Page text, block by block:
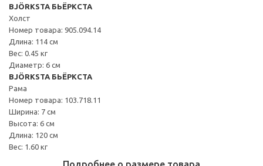
BJÖRKSTA БЬЁРКСТА
Холст
Номер товара: 905.094.14
Длина: 114 см
Вес: 0.45 кг
Диаметр: 6 см
BJÖRKSTA БЬЁРКСТА
Рама
Номер товара: 103.718.11
Ширина: 7 см
Высота: 6 см
Длина: 120 см
Вес: 1.60 кг